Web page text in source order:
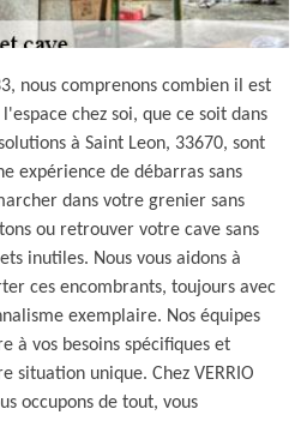
nous comprenons combien il est
chez soi, que ce soit dans
à Saint Leon, 33670, sont
expérience de débarras sans
dans votre grenier sans
ou retrouver votre cave sans
inutiles. Nous vous aidons à
ces encombrants, toujours avec
exemplaire. Nos équipes
à vos besoins spécifiques et
situation unique. Chez VERRIO
occupons de tout, vous